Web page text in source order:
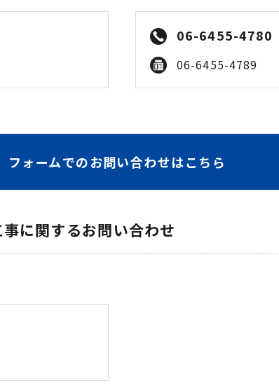
06-6455-4780
06-6455-4789
フォームでのお問い合わせはこちら
に関するお問い合わせ